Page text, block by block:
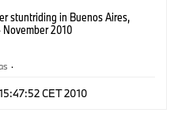
stuntriding in Buenos Aires,
2010
·
CET 2010